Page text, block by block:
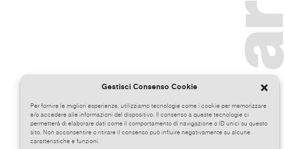
Gestisci Consenso Cookie
Per fornire le migliori esperienze, utilizziamo tecnologie come i cookie per memorizzare
e/o accedere alle informazioni del dispositivo. Il consenso a queste tecnologie ci
permetterà di elaborare dati come il comportamento di navigazione o ID unici su questo
sito. Non acconsentire o ritirare il consenso può influire negativamente su alcune
caratteristiche e funzioni.